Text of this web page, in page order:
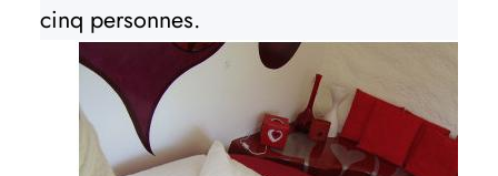
cinq personnes.